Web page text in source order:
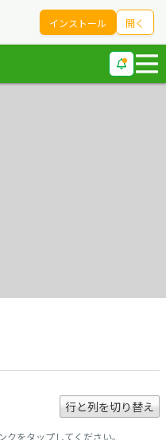
インストール 開く
行と列を切り替え
をタップしてください。